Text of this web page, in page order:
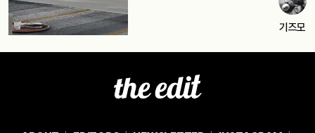
기즈모